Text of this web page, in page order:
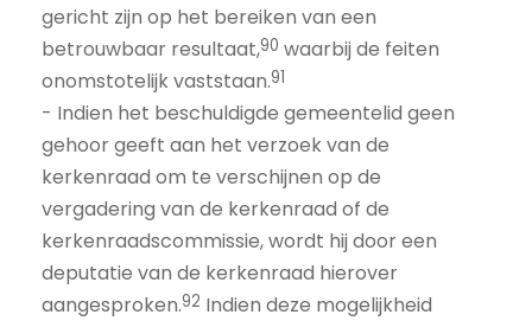
gericht zijn op het bereiken van een
betrouwbaar resultaat,90 waarbij de feiten
onomstotelijk vaststaan.91
- Indien het beschuldigde gemeentelid geen
gehoor geeft aan het verzoek van de
kerkenraad om te verschijnen op de
vergadering van de kerkenraad of de
kerkenraadscommissie, wordt hij door een
deputatie van de kerkenraad hierover
aangesproken.92 Indien deze mogelijkheid